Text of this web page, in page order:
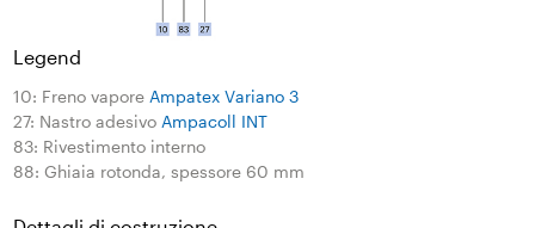
Legend
10: Freno vapore Ampatex Variano 3
27: Nastro adesivo Ampacoll INT
83: Rivestimento interno
88: Ghiaia rotonda, spessore 60 mm